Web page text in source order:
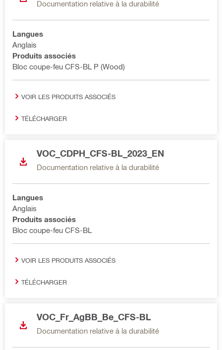
Documentation relative à la durabilité
Langues
Anglais
Produits associés
Bloc coupe-feu CFS-BL P (Wood)
VOIR LES PRODUITS ASSOCIÉS
TÉLÉCHARGER
VOC_CDPH_CFS-BL_2023_EN
Documentation relative à la durabilité
Langues
Anglais
Produits associés
Bloc coupe-feu CFS-BL
VOIR LES PRODUITS ASSOCIÉS
TÉLÉCHARGER
VOC_Fr_AgBB_Be_CFS-BL
Documentation relative à la durabilité